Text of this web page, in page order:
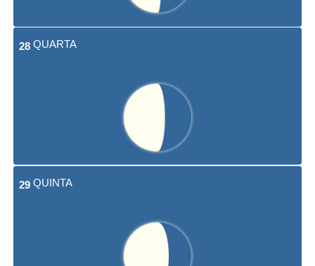
28 QUARTA
29 QUINTA